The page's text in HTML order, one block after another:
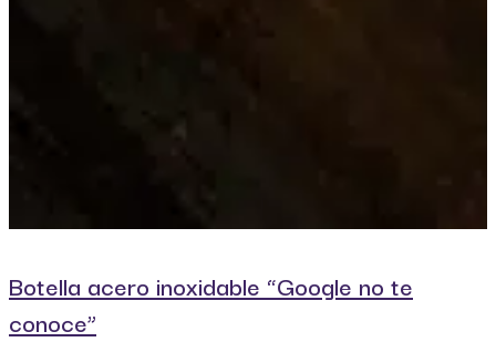
Botella acero inoxidable “Google no te
conoce”